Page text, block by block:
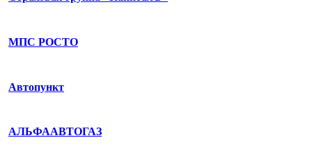
МПС РОСТО
Автопункт
АЛЬФААВТОГАЗ